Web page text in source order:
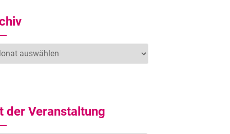
der Veranstaltung